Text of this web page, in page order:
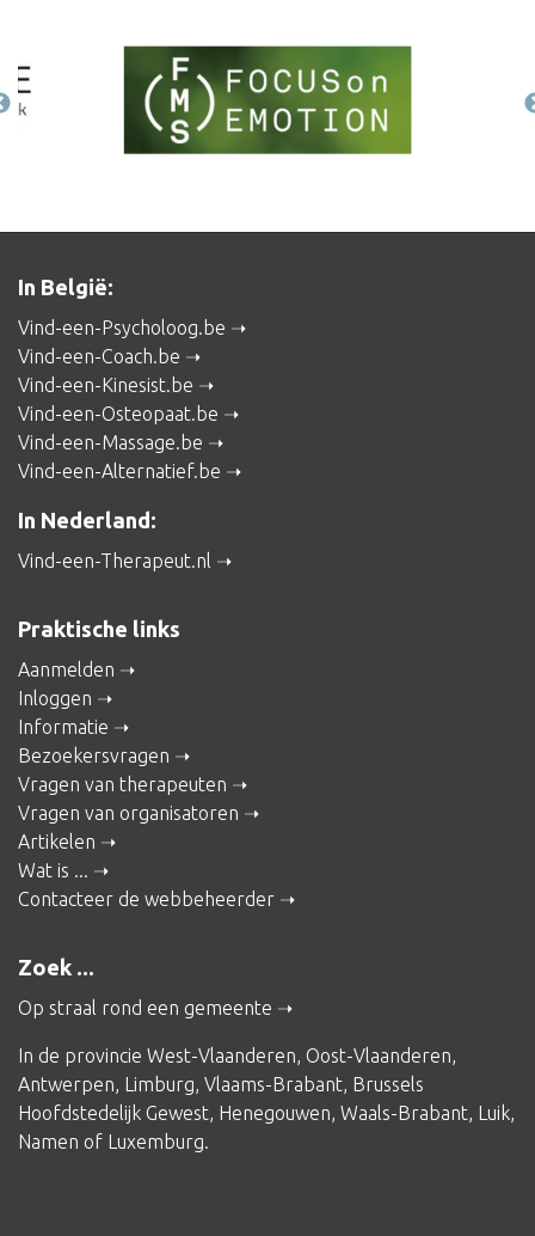
In België:
Vind-een-Psycholoog.be
Vind-een-Coach.be
Vind-een-Kinesist.be
Vind-een-Osteopaat.be
Vind-een-Massage.be
Vind-een-Alternatief.be
In Nederland:
Vind-een-Therapeut.nl
Praktische links
Aanmelden
Inloggen
Informatie
Bezoekersvragen
Vragen van therapeuten
Vragen van organisatoren
Artikelen
Wat is ...
Contacteer de webbeheerder
Zoek ...
Op straal rond een gemeente
In de provincie West-Vlaanderen, Oost-Vlaanderen,
Antwerpen, Limburg, Vlaams-Brabant, Brussels
Hoofdstedelijk Gewest, Henegouwen, Waals-Brabant, Luik,
Namen of Luxemburg.